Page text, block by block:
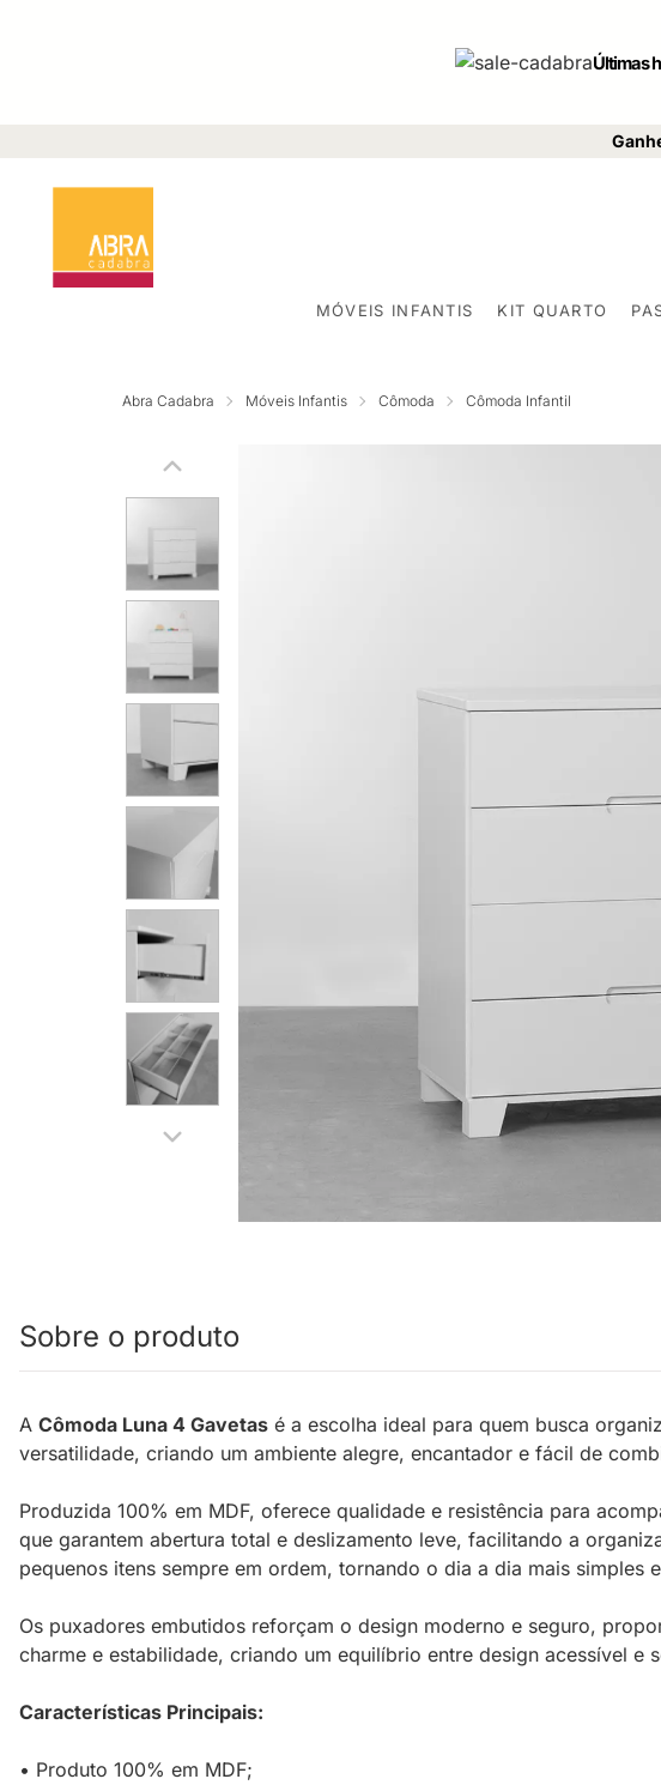
Últimas
MÓVEIS INFANTIS KIT QUARTO
Abra Cadabra Móveis Infantis Cômoda Cômoda Infantil
Sobre o produto
A Cômoda Luna 4 Gavetas é a escolha ideal para quem busca
versatilidade, criando um ambiente alegre, encantador e fácil de
Produzida 100% em MDF, oferece qualidade e resistência para
que garantem abertura total e deslizamento leve, facilitando a
pequenos itens sempre em ordem, tornando o dia a dia mais simples
Os puxadores embutidos reforçam o design moderno e seguro,
charme e estabilidade, criando um equilíbrio entre design acessível e
Características Principais:
• Produto 100% em MDF;